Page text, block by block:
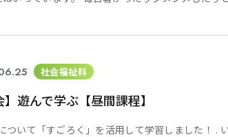
社会福祉科
】遊んで学ぶ【昼間課程】
ついて「すごろく」を活用して学習しました！ .